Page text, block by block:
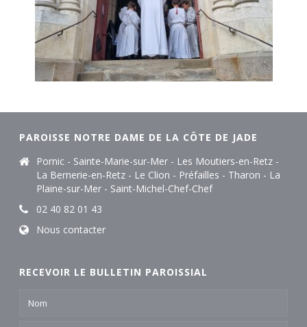
PAROISSE NOTRE DAME DE LA CÔTE DE JADE
Pornic - Sainte-Marie-sur-Mer - Les Moutiers-en-Retz -
La Bernerie-en-Retz - Le Clion - Préfailles - Tharon - La
Plaine-sur-Mer - Saint-Michel-Chef-Chef
02 40 82 01 43
Nous contacter
RECEVOIR LE BULLETIN PAROISSIAL